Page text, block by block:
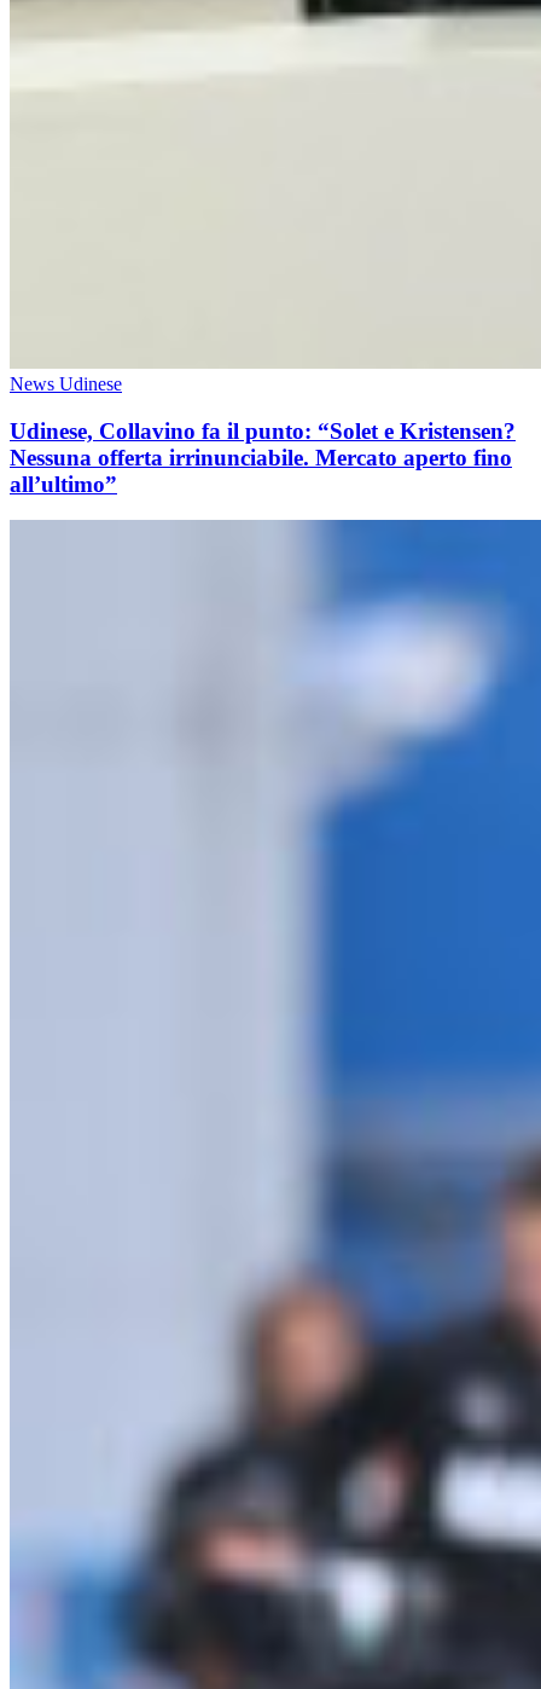
News Udinese
Udinese, Collavino fa il punto: “Solet e Kristensen?
Nessuna offerta irrinunciabile. Mercato aperto fino
all’ultimo”